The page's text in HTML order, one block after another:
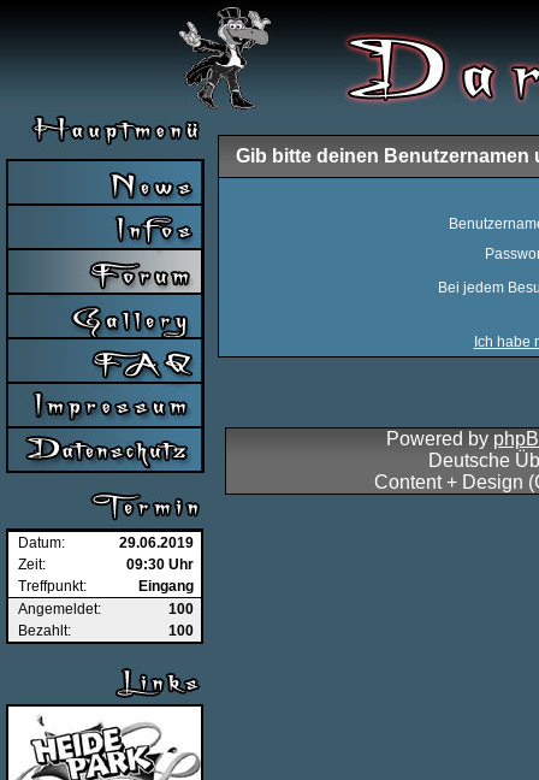
Datum:
29.06.2019
Zeit:
09:30 Uhr
Treffpunkt:
Eingang
Angemeldet:
100
Bezahlt:
100
Gib bitte deinen
Bei jedem
Ich habe
Powered by
Deutsche
Content + Design